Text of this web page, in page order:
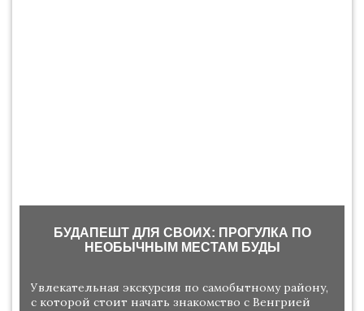
БУДАПЕШТ ДЛЯ СВОИХ: ПРОГУЛКА ПО
НЕОБЫЧНЫМ МЕСТАМ БУДЫ
Увлекательная экскурсия по самобытному району,
с которой стоит начать знакомство с Венгрией